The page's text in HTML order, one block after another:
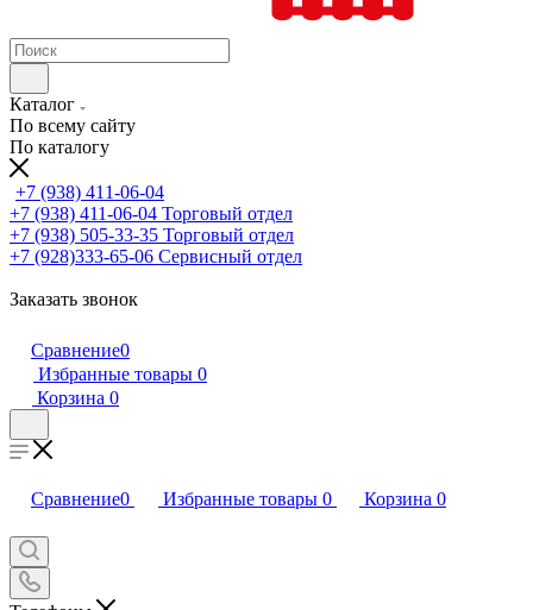
Каталог
По всему сайту
По каталогу
+7 (938) 411-06-04
+7 (938) 411-06-04 Торговый отдел
+7 (938) 505-33-35 Торговый отдел
+7 (928)333-65-06 Сервисный отдел
Заказать звонок
Сравнение0
Избранные товары 0
Корзина 0
Сравнение0 Избранные товары 0 Корзина 0